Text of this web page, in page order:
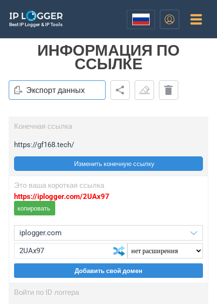
Best IP Logger & IP Tools
ИНФОРМАЦИЯ ПО
ССЫЛКЕ
Экспорт данных
Конечная ссылка
https://gf168.tech/
Изменить конечную ссылку
Это ваша короткая ссылка
https://iplogger.com/2UAx97
копировать
wl.gl
Добавить свой домен
Войти по ID логгера